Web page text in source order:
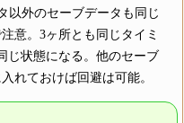
以外のセーブデータも同じ
意。3ヶ所とも同じタイミ
じ状態になる。他のセーブ
れておけば回避は可能。